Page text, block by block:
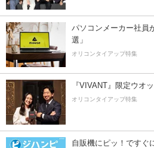
パソコンメーカー社員
選」
オリコンタイアップ特集
『VIVANT』限定ウオ
オリコンタイアップ特集
自販機にピッ！ですぐ